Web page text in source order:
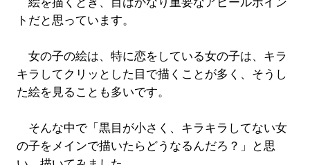
トだと思っています。
女の子の絵は、特に恋をしている女の子は、キラ
キラしてクリッとした目で描くことが多く、そうし
た絵を見ることも多いです。
そんな中で「黒目が小さく、キラキラしてない女
の子をメインで描いたらどうなるんだろ？」と思